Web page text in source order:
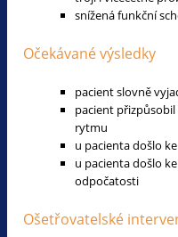
snížená funkční
Očekávané výsledky
pacient slovně
pacient
rytmu
u pacienta došlo
u pacienta došlo
odpočatosti
Ošetřovatelské